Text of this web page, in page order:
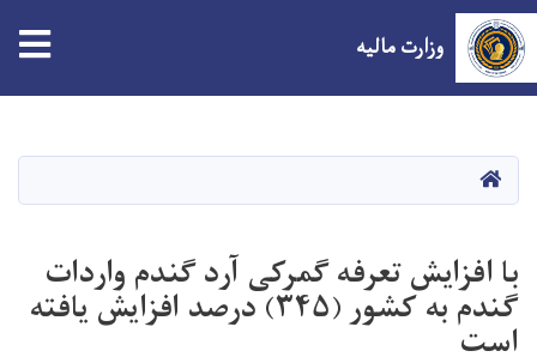
content
وزارت مالیه
صفحه اصلی
با افزایش تعرفه گمرکی آرد گندم واردات
گندم به کشور (۳۴۵) درصد افزایش یافته
است